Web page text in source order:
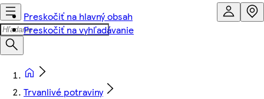
Preskočiť na hlavný obsah
Preskočiť na vyhľadávanie
Trvanlivé potraviny